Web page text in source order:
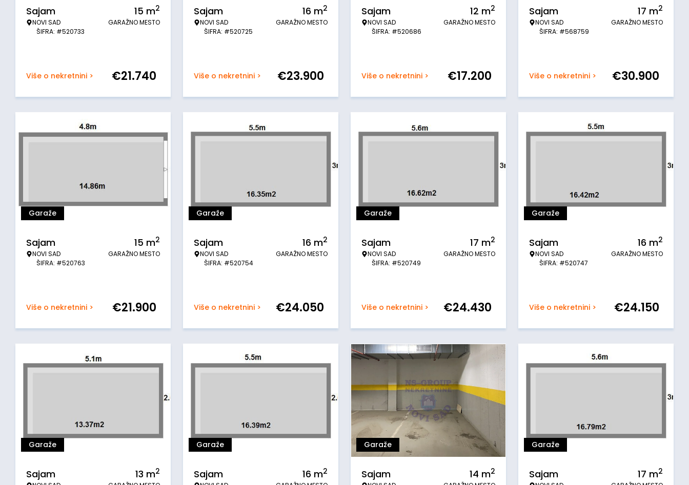
Sajam
NOVI SAD
ŠIFRA: #520733
15 m2
GARAŽNO MESTO
Više o nekretnini > €21.740
Sajam
NOVI SAD
ŠIFRA: #520725
16 m2
GARAŽNO MESTO
Više o nekretnini > €23.900
Sajam
NOVI SAD
ŠIFRA: #520686
12 m2
GARAŽNO MESTO
Više o nekretnini > €17.200
Sajam
NOVI SAD
ŠIFRA: #568759
17 m2
GARAŽNO MESTO
Više o nekretnini > €30.900
Garaže
Sajam
NOVI SAD
ŠIFRA: #520763
15 m2
GARAŽNO MESTO
Više o nekretnini > €21.900
Garaže
Sajam
NOVI SAD
ŠIFRA: #520754
16 m2
GARAŽNO MESTO
Više o nekretnini > €24.050
Garaže
Sajam
NOVI SAD
ŠIFRA: #520749
17 m2
GARAŽNO MESTO
Više o nekretnini > €24.430
Garaže
Sajam
NOVI SAD
ŠIFRA: #520747
16 m2
GARAŽNO MESTO
Više o nekretnini > €24.150
Garaže
Sajam 13 m2
Garaže
Sajam 16 m2
Garaže
Sajam 14 m2
Garaže
Sajam 17 m2